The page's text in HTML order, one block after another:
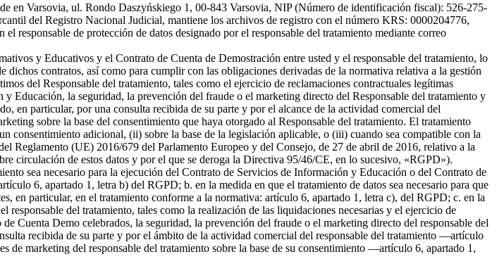
en Varsovia, ul. Rondo Daszyńskiego 1, 00-843 Varsovia, NIP (Número de identificación fiscal): 526-275-
del Registro Nacional Judicial, mantiene los archivos de registro con el número KRS: 0000204776,
responsable de protección de datos designado por el responsable del tratamiento mediante correo
y Educativos y el Contrato de Cuenta de Demostración entre usted y el responsable del tratamiento, lo
contratos, así como para cumplir con las obligaciones derivadas de la normativa relativa a la gestión
del Responsable del tratamiento, tales como el ejercicio de reclamaciones contractuales legítimas
Educación, la seguridad, la prevención del fraude o el marketing directo del Responsable del tratamiento y
en particular, por una consulta recibida de su parte y por el alcance de la actividad comercial del
sobre la base del consentimiento que haya otorgado al Responsable del tratamiento. El tratamiento
consentimiento adicional, (ii) sobre la base de la legislación aplicable, o (iii) cuando sea compatible con la
Reglamento (UE) 2016/679 del Parlamento Europeo y del Consejo, de 27 de abril de 2016, relativo a la
circulación de estos datos y por el que se deroga la Directiva 95/46/CE, en lo sucesivo, «RGPD»).
sea necesario para la ejecución del Contrato de Servicios de Información y Educación o del Contrato de
6, apartado 1, letra b) del RGPD; b. en la medida en que el tratamiento de datos sea necesario para que
en particular, en el tratamiento conforme a la normativa: artículo 6, apartado 1, letra c), del RGPD; c. en la
responsable del tratamiento, tales como la realización de las liquidaciones necesarias y el ejercicio de
Cuenta Demo celebrados, la seguridad, la prevención del fraude o el marketing directo del responsable del
recibida de su parte y por el ámbito de la actividad comercial del responsable del tratamiento —artículo
de marketing del responsable del tratamiento sobre la base de su consentimiento —artículo 6, apartado 1,